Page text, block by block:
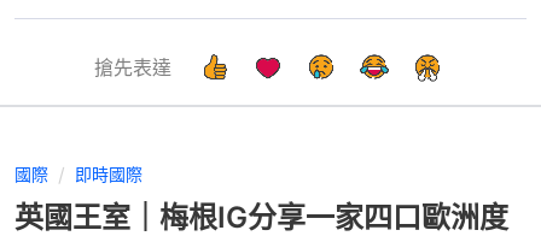
搶先表達
國際 即時國際
英國王室｜梅根IG分享一家四口歐洲度